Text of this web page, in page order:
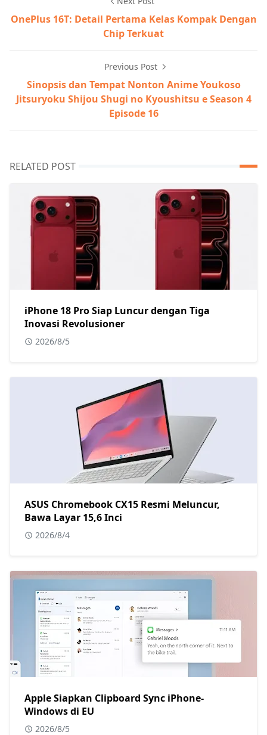
OnePlus 16T: Detail Pertama Kelas Kompak Dengan
Chip Terkuat
Previous Post
Sinopsis dan Tempat Nonton Anime Youkoso
Jitsuryoku Shijou Shugi no Kyoushitsu e Season 4
Episode 16
RELATED POST
iPhone 18 Pro Siap Luncur dengan Tiga
Inovasi Revolusioner
2026/8/5
ASUS Chromebook CX15 Resmi Meluncur,
Bawa Layar 15,6 Inci
2026/8/4
Apple Siapkan Clipboard Sync iPhone-
Windows di EU
2026/8/5